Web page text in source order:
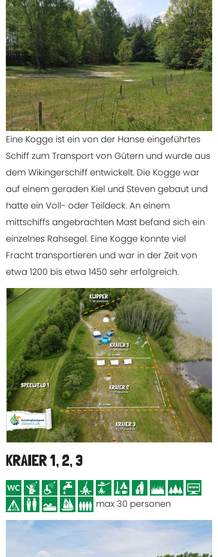
Eine Kogge ist ein von der Hanse eingeführtes
Schiff zum Transport von Gütern und wurde aus
dem Wikingerschiff entwickelt. Die Kogge war
auf einem geraden Kiel und Steven gebaut und
hatte ein Voll- oder Teildeck. An einem
mittschiffs angebrachten Mast befand sich ein
einzelnes Rahsegel. Eine Kogge konnte viel
Fracht transportieren und war in der Zeit von
etwa 1200 bis etwa 1450 sehr erfolgreich.
KRAIER 1, 2, 3
max 30 personen